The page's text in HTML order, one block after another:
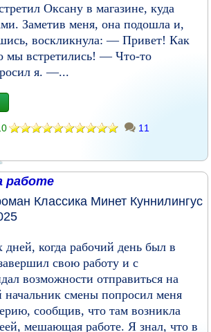
Оксану в магазине, куда
Заметив меня, она подошла и,
воскликнула: — Привет! Как
мы встретились! — Что-то
я. —...
11
работе
Классика Минет Куннилингус
когда рабочий день был в
свою работу и с
возможности отправиться на
смены попросил меня
сообщив, что там возникла
мешающая работе. Я знал, что в